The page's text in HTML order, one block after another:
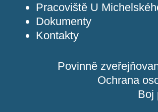
Pracoviště U
Dokumenty
Kontakty
Povinně
Ochrana
Boj